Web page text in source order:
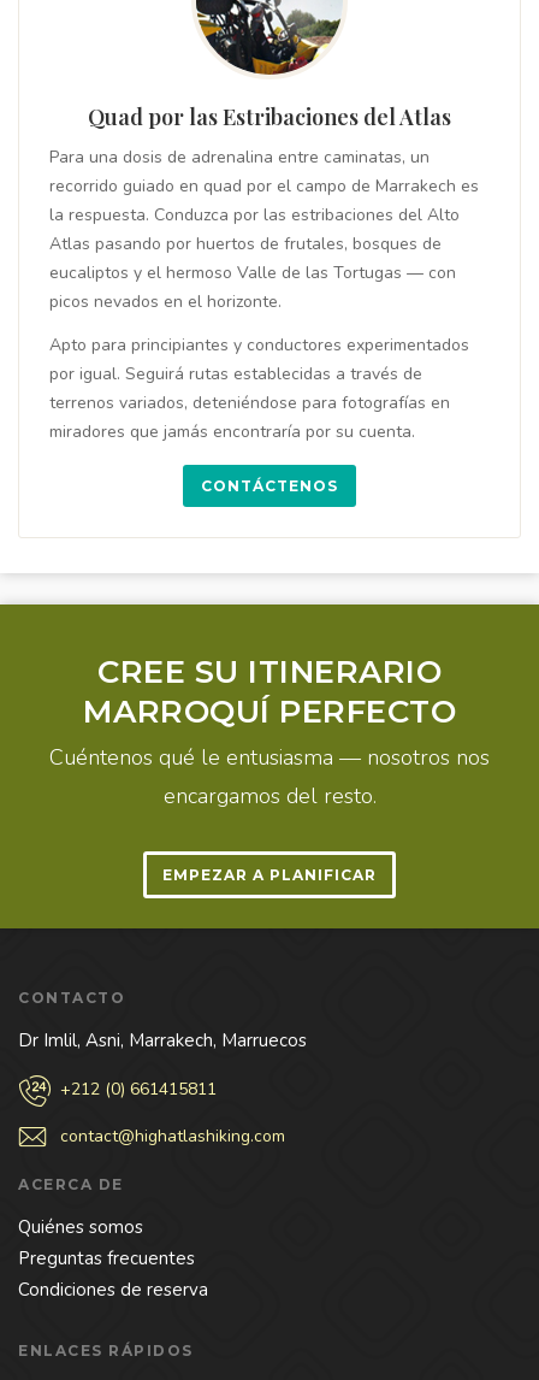
Quad por las Estribaciones del Atlas
Para una dosis de adrenalina entre caminatas, un
recorrido guiado en quad por el campo de Marrakech es
la respuesta. Conduzca por las estribaciones del Alto
Atlas pasando por huertos de frutales, bosques de
eucaliptos y el hermoso Valle de las Tortugas — con
picos nevados en el horizonte.
Apto para principiantes y conductores experimentados
por igual. Seguirá rutas establecidas a través de
terrenos variados, deteniéndose para fotografías en
miradores que jamás encontraría por su cuenta.
CONTÁCTENOS
CREE SU ITINERARIO
MARROQUÍ PERFECTO
Cuéntenos qué le entusiasma — nosotros nos
encargamos del resto.
EMPEZAR A PLANIFICAR
CONTACTO
Dr Imlil, Asni, Marrakech, Marruecos
+212 (0) 661415811
contact@highatlashiking.com
ACERCA DE
Quiénes somos
Preguntas frecuentes
Condiciones de reserva
ENLACES RÁPIDOS